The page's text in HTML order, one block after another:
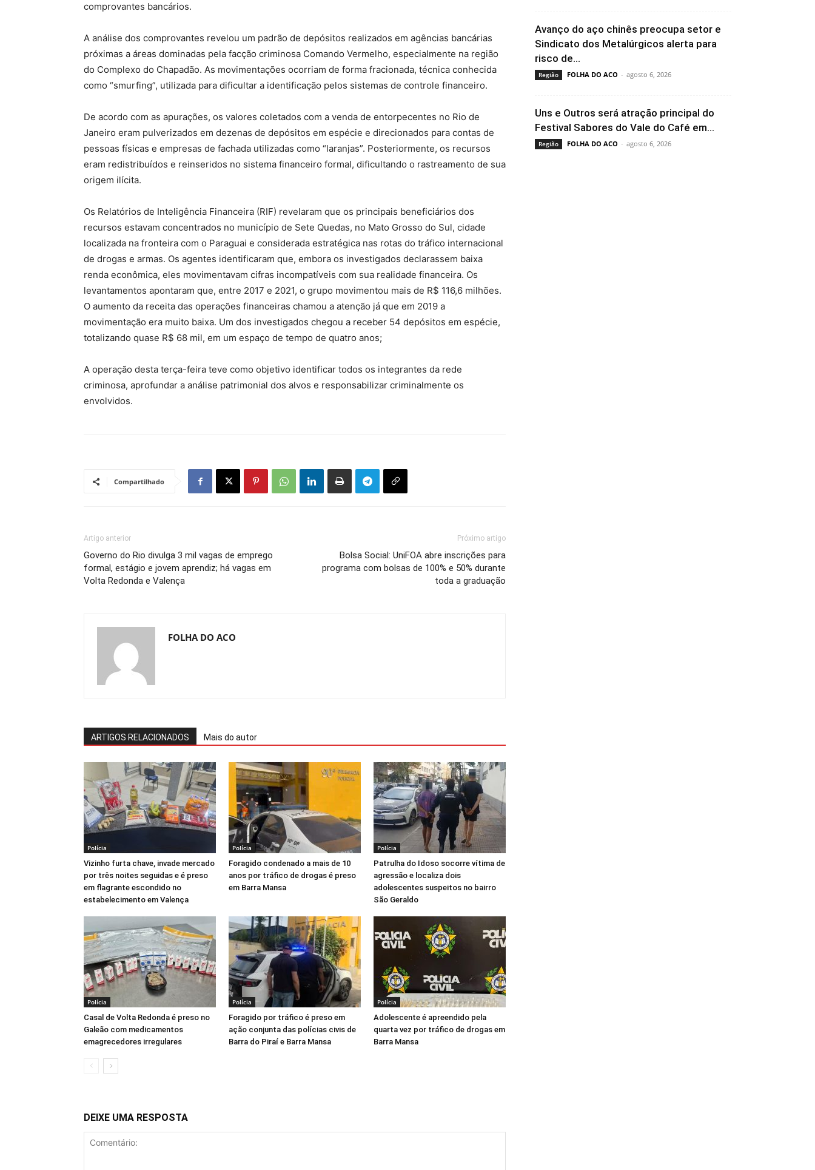
comprovantes bancários.
A análise dos comprovantes revelou um padrão de depósitos realizados em agências bancárias
próximas a áreas dominadas pela facção criminosa Comando Vermelho, especialmente na região
do Complexo do Chapadão. As movimentações ocorriam de forma fracionada, técnica conhecida
como “smurfing”, utilizada para dificultar a identificação pelos sistemas de controle financeiro.
De acordo com as apurações, os valores coletados com a venda de entorpecentes no Rio de
Janeiro eram pulverizados em dezenas de depósitos em espécie e direcionados para contas de
pessoas físicas e empresas de fachada utilizadas como “laranjas”. Posteriormente, os recursos
eram redistribuídos e reinseridos no sistema financeiro formal, dificultando o rastreamento de sua
origem ilícita.
Os Relatórios de Inteligência Financeira (RIF) revelaram que os principais beneficiários dos
recursos estavam concentrados no município de Sete Quedas, no Mato Grosso do Sul, cidade
localizada na fronteira com o Paraguai e considerada estratégica nas rotas do tráfico internacional
de drogas e armas. Os agentes identificaram que, embora os investigados declarassem baixa
renda econômica, eles movimentavam cifras incompatíveis com sua realidade financeira. Os
levantamentos apontaram que, entre 2017 e 2021, o grupo movimentou mais de R$ 116,6 milhões.
O aumento da receita das operações financeiras chamou a atenção já que em 2019 a
movimentação era muito baixa. Um dos investigados chegou a receber 54 depósitos em espécie,
totalizando quase R$ 68 mil, em um espaço de tempo de quatro anos;
A operação desta terça-feira teve como objetivo identificar todos os integrantes da rede
criminosa, aprofundar a análise patrimonial dos alvos e responsabilizar criminalmente os
envolvidos.
Compartilhado
Artigo anterior
Governo do Rio divulga 3 mil vagas de emprego
formal, estágio e jovem aprendiz; há vagas em
Volta Redonda e Valença
Próximo artigo
Bolsa Social: UniFOA abre inscrições para
programa com bolsas de 100% e 50% durante
toda a graduação
FOLHA DO ACO
ARTIGOS RELACIONADOS Mais do autor
Polícia
Vizinho furta chave, invade mercado
por três noites seguidas e é preso
em flagrante escondido no
estabelecimento em Valença
Polícia
Foragido condenado a mais de 10
anos por tráfico de drogas é preso
em Barra Mansa
Polícia
Patrulha do Idoso socorre vítima de
agressão e localiza dois
adolescentes suspeitos no bairro
São Geraldo
Polícia
Casal de Volta Redonda é preso no
Galeão com medicamentos
emagrecedores irregulares
Polícia
Foragido por tráfico é preso em
ação conjunta das polícias civis de
Barra do Piraí e Barra Mansa
Polícia
Adolescente é apreendido pela
quarta vez por tráfico de drogas em
Barra Mansa
DEIXE UMA RESPOSTA
Avanço do aço chinês preocupa setor e
Sindicato dos Metalúrgicos alerta para
risco de...
Região FOLHA DO ACO - agosto 6, 2026
Uns e Outros será atração principal do
Festival Sabores do Vale do Café em...
Região FOLHA DO ACO - agosto 6, 2026